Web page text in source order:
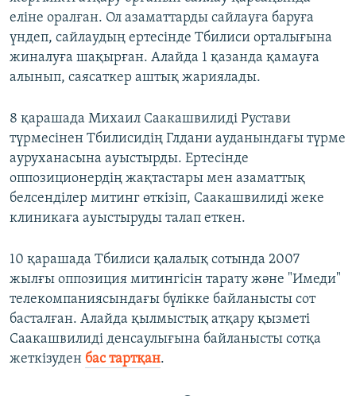
еліне оралған. Ол азаматтарды сайлауға баруға
үндеп, сайлаудың ертесінде Тбилиси орталығына
жиналуға шақырған. Алайда 1 қазанда қамауға
алынып, саясаткер аштық жариялады.
8 қарашада Михаил Саакашвилиді Рустави
түрмесінен Тбилисидің Глдани ауданындағы түрме
ауруханасына ауыстырды. Ертесінде
оппозиционердің жақтастары мен азаматтық
белсенділер митинг өткізіп, Саакашвилиді жеке
клиникаға ауыстыруды талап еткен.
10 қарашада Тбилиси қалалық сотында 2007
жылғы оппозиция митингісін тарату және "Имеди"
телекомпаниясындағы бүлікке байланысты сот
басталған. Алайда қылмыстық атқару қызметі
Саакашвилиді денсаулығына байланысты сотқа
жеткізуден бас тартқан.